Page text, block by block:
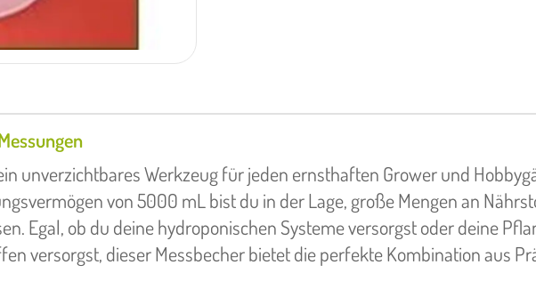
unverzichtbares Werkzeug für jeden ernsthaften Grower und
von 5000 mL bist du in der Lage, große Mengen an
Egal, ob du deine hydroponischen Systeme versorgst oder deine
versorgst, dieser Messbecher bietet die perfekte Kombination aus